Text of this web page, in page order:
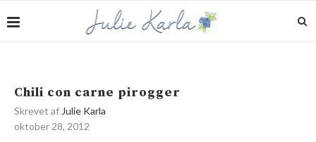
Chili con carne pirogger
Skrevet af Julie Karla
oktober 28, 2012